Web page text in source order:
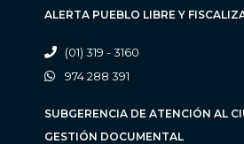
ALERTA PUEBLO LIBRE Y
(01) 319 - 3160
974 288 391
SUBGERENCIA DE ATENCIÓN AL
GESTIÓN DOCUMENTAL